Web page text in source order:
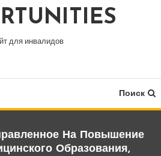
для инвалидов
Поиск
На Повышение
Образования,